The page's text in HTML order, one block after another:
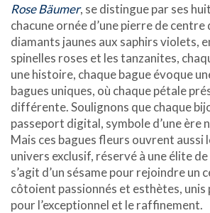
RoseBäumer, se distingue par ses
chacune ornée d’une pierre de
diamants jaunes aux saphirs violets,
spinelles roses et les tanzanites,
une histoire, chaque bague évoque
bagues uniques, où chaque pétale
différente. Soulignons que chaque
passeport digital, symbole d’une ère
Mais ces bagues fleurs ouvrent aussi
univers exclusif, réservé à une élite
s’agit d’un sésame pour rejoindre un
côtoient passionnés et esthètes,
pour l’exceptionnel et le raffinement.